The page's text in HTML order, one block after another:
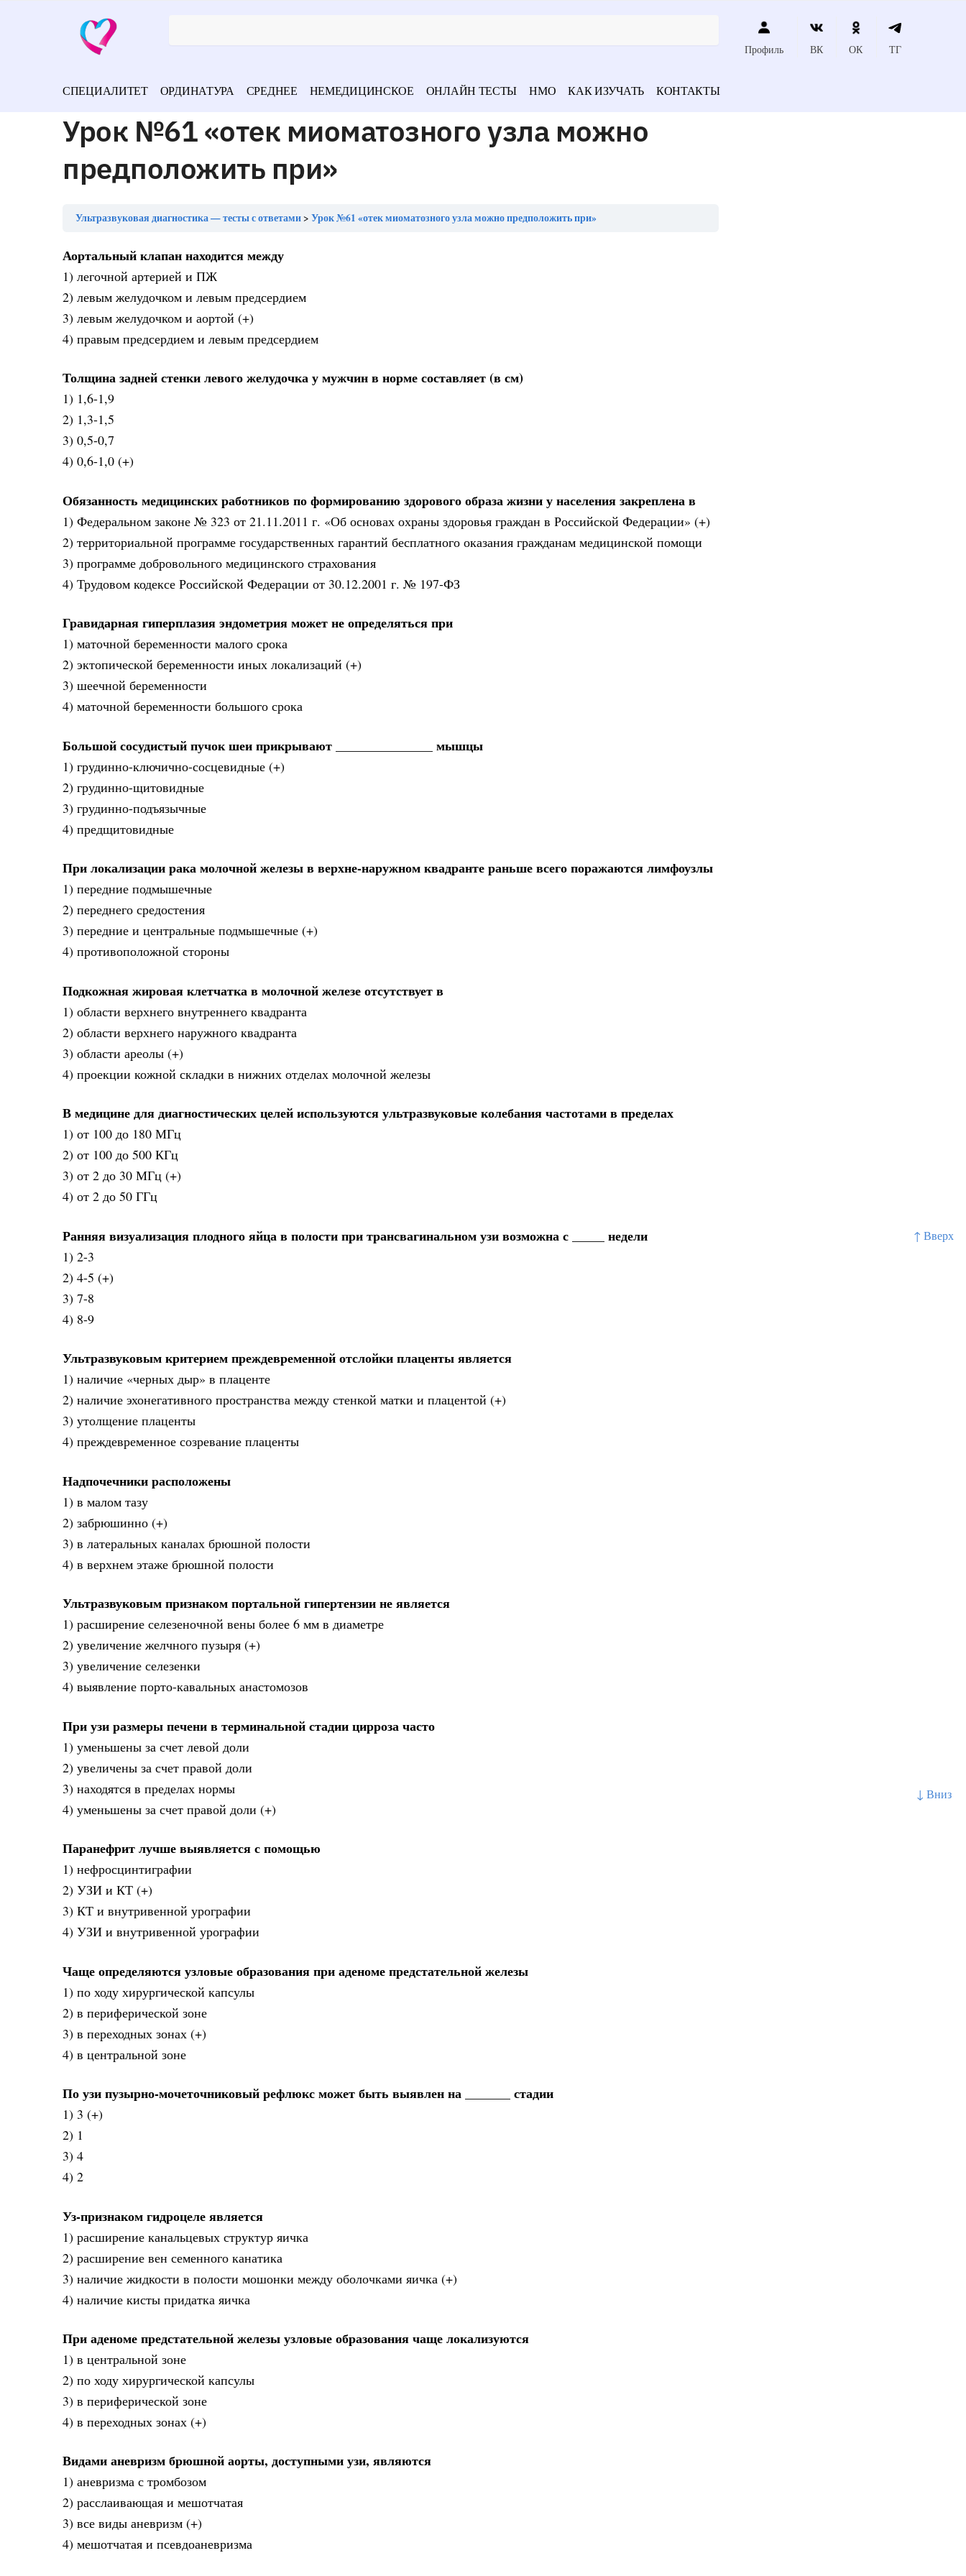
↑ Вверх
↓ Вниз
Профиль ВК ОК ТГ
СПЕЦИАЛИТЕТ ОРДИНАТУРА СРЕДНЕЕ НЕМЕДИЦИНСКОЕ ОНЛАЙН ТЕСТЫ НМО КАК ИЗУЧАТЬ КОНТАКТЫ
Урок №61 «отек миоматозного узла можно
предположить при»
Ультразвуковая диагностика — тесты с ответами Урок №61 «отек миоматозного узла можно предположить при»
Аортальный клапан находится между
1) легочной артерией и ПЖ
2) левым желудочком и левым предсердием
3) левым желудочком и аортой (+)
4) правым предсердием и левым предсердием
Толщина задней стенки левого желудочка у мужчин в норме составляет (в см)
1) 1,6-1,9
2) 1,3-1,5
3) 0,5-0,7
4) 0,6-1,0 (+)
Обязанность медицинских работников по формированию здорового образа жизни у населения закреплена в
1) Федеральном законе № 323 от 21.11.2011 г. «Об основах охраны здоровья граждан в Российской Федерации» (+)
2) территориальной программе государственных гарантий бесплатного оказания гражданам медицинской помощи
3) программе добровольного медицинского страхования
4) Трудовом кодексе Российской Федерации от 30.12.2001 г. № 197-ФЗ
Гравидарная гиперплазия эндометрия может не определяться при
1) маточной беременности малого срока
2) эктопической беременности иных локализаций (+)
3) шеечной беременности
4) маточной беременности большого срока
Большой сосудистый пучок шеи прикрывают _______________ мышцы
1) грудинно-ключично-сосцевидные (+)
2) грудинно-щитовидные
3) грудинно-подъязычные
4) предщитовидные
При локализации рака молочной железы в верхне-наружном квадранте раньше всего поражаются лимфоузлы
1) передние подмышечные
2) переднего средостения
3) передние и центральные подмышечные (+)
4) противоположной стороны
Подкожная жировая клетчатка в молочной железе отсутствует в
1) области верхнего внутреннего квадранта
2) области верхнего наружного квадранта
3) области ареолы (+)
4) проекции кожной складки в нижних отделах молочной железы
В медицине для диагностических целей используются ультразвуковые колебания частотами в пределах
1) от 100 до 180 МГц
2) от 100 до 500 КГц
3) от 2 до 30 МГц (+)
4) от 2 до 50 ГГц
Ранняя визуализация плодного яйца в полости при трансвагинальном узи возможна с _____ недели
1) 2-3
2) 4-5 (+)
3) 7-8
4) 8-9
Ультразвуковым критерием преждевременной отслойки плаценты является
1) наличие «черных дыр» в плаценте
2) наличие эхонегативного пространства между стенкой матки и плацентой (+)
3) утолщение плаценты
4) преждевременное созревание плаценты
Надпочечники расположены
1) в малом тазу
2) забрюшинно (+)
3) в латеральных каналах брюшной полости
4) в верхнем этаже брюшной полости
Ультразвуковым признаком портальной гипертензии не является
1) расширение селезеночной вены более 6 мм в диаметре
2) увеличение желчного пузыря (+)
3) увеличение селезенки
4) выявление порто-кавальных анастомозов
При узи размеры печени в терминальной стадии цирроза часто
1) уменьшены за счет левой доли
2) увеличены за счет правой доли
3) находятся в пределах нормы
4) уменьшены за счет правой доли (+)
Паранефрит лучше выявляется с помощью
1) нефросцинтиграфии
2) УЗИ и КТ (+)
3) КТ и внутривенной урографии
4) УЗИ и внутривенной урографии
Чаще определяются узловые образования при аденоме предстательной железы
1) по ходу хирургической капсулы
2) в периферической зоне
3) в переходных зонах (+)
4) в центральной зоне
По узи пузырно-мочеточниковый рефлюкс может быть выявлен на _______ стадии
1) 3 (+)
2) 1
3) 4
4) 2
Уз-признаком гидроцеле является
1) расширение канальцевых структур яичка
2) расширение вен семенного канатика
3) наличие жидкости в полости мошонки между оболочками яичка (+)
4) наличие кисты придатка яичка
При аденоме предстательной железы узловые образования чаще локализуются
1) в центральной зоне
2) по ходу хирургической капсулы
3) в периферической зоне
4) в переходных зонах (+)
Видами аневризм брюшной аорты, доступными узи, являются
1) аневризма с тромбозом
2) расслаивающая и мешотчатая
3) все виды аневризм (+)
4) мешотчатая и псевдоаневризма